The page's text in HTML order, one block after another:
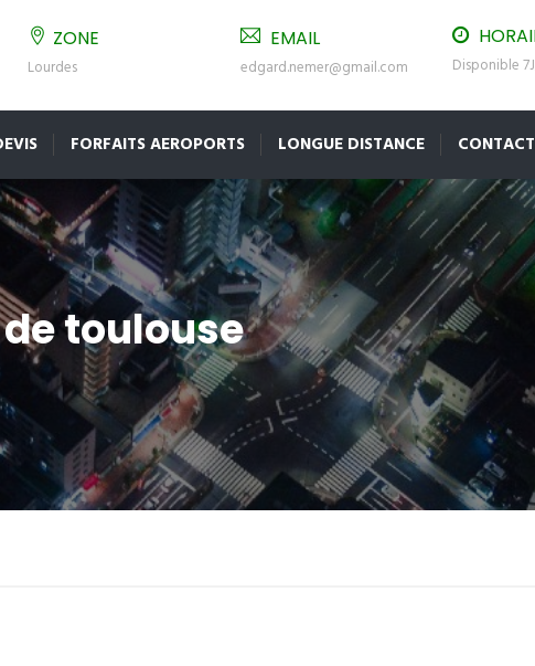
ZONE
Lourdes
EMAIL
edgard.nemer@gmail.com Disponible
FORFAITS AEROPORTS LONGUE DISTANCE CONTACT
toulouse